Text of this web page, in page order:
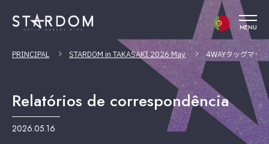
MENU
PRINCIPAL STARDOM in TAKASAKI 2026 May. 4WAYタッグマッチ
Relatórios de correspondência
2026.05.16